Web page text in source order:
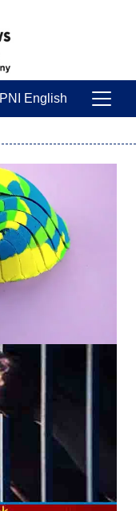
Main Navigation
PNI English